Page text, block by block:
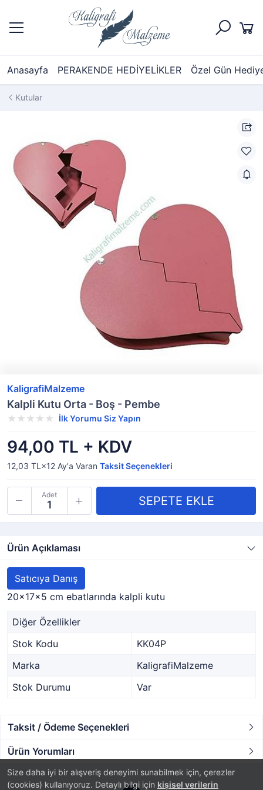
Anasayfa PERAKENDE HEDİYELİKLER Özel Gün
Size daha iyi bir alışveriş deneyimi sunabilmek için, çerezler
(cookies) kullanıyoruz. Detaylı bilgi için kişisel verilerin
Kutular
KaligrafiMalzeme
Kalpli Kutu Orta - Boş - Pembe
İlk Yorumu Siz Yapın
94,00 TL + KDV
12,03 TL×12 Ay'a Varan Taksit Seçenekleri
Adet
Ürün Açıklaması
Satıcıya Danış
20x17x5 cm ebatlarında kalpli kutu
Diğer Özellikler
Stok Kodu
KK04P
Marka
KaligrafiMalzeme
Stok Durumu
Var
Taksit / Ödeme Seçenekleri
Ürün Yorumları